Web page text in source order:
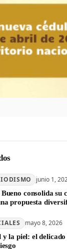
junio 1,
consolida su
propuesta
mayo 8, 2026
y la piel: el